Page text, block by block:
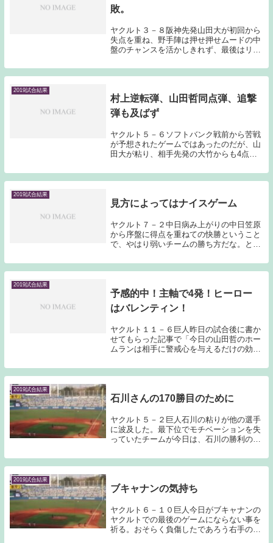
敗。
ヤクルト３－８阪神先発山田大が初回から
失点を重ね、野手陣は押せ押せムードの中
盤のチャンスを活かしきれず、最後はリリ
ア的にも惨敗となってしまった。約2週間
ぶりの登板となった山田大は、初回にダブ
2019試合結果
村上逆転弾、山田哲同点弾、追撃
弾も及ばず
ヤクルト５－６ソフトバンク戦前から苦戦
が予想されたゲームではあったのだが、山
田大が粘り、相手先発の大竹からも4点を
ムだったと感じるゲームとなった。やはり
ソフトバンクの状態はそれ程良くないと感
2019試合結果
見方によってはナイスゲーム
ヤクルト７－２中日病み上がりの中日笠原
から序盤に得点を重ねての快勝ということ
で、やはり弱いチームの勝ち方だな。とい
のストレートで押しまくり、村上、廣岡、
奥村といった若手も結果を残し、青木、山
2019試合結果
予感的中！主軸で4発！ヒーロー
はバレンティン！
ヤクルト１１－６巨人昨日の試合後に書か
せてもらった記事で「今日の山田哲のホー
ムランは相手に警戒心を与えるだけの効果
者でもないのだが、明日、明後日は山田
哲、バレンティンがチームを救うような主
2019試合結果
石川さんの170勝目のために
ヤクルト５－２巨人石川の粘りが他の選手
に波及した。最下位でモチベーションを失
っていたチームが今日は、石川の勝利のた
にリリーフ陣もマスクを被った松本直も野
手陣も応えてみせた。最近のヤクルトらし
2019試合結果
ブキャナンの気持ち
ヤクルト６－１０巨人今日がブキャナンの
ヤクルトでの最後のゲームにならない事を
祈る。おそらく負傷したであろう右手の状